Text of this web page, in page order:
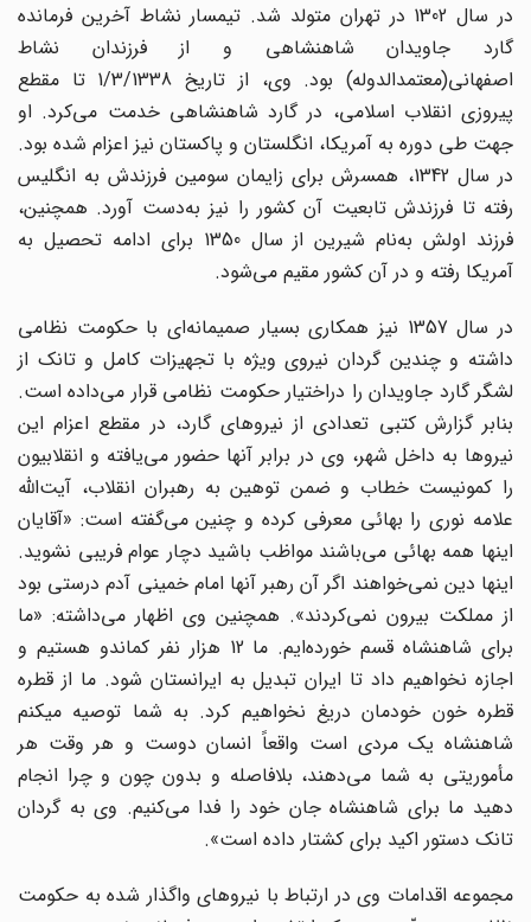
در سال 1302 در تهران متولد شد. تیمسار نشاط آخرین فرمانده
گارد جاویدان شاهنشاهی و از فرزندان نشاط
اصفهانی(معتمدالدوله) بود. وی، از تاریخ 1/3/1338 تا مقطع
پیروزی انقلاب اسلامی، در گارد شاهنشاهی خدمت می‌کرد. او
جهت طی دوره به آمریکا، انگلستان و پاکستان نیز اعزام شده بود.
در سال 1342، همسرش برای زایمان سومین فرزندش به انگلیس
رفته تا فرزندش تابعیت آن کشور را نیز به‌دست آورد. همچنین،
فرزند اولش به‌نام شیرین از سال 1350 برای ادامه تحصیل به
آمریکا رفته و در آن کشور مقیم می‌شود.
در سال 1357 نیز همکاری بسیار صمیمانه‌ای با حکومت نظامی
داشته و چندین گردان‌ نیروی ویژه با تجهیزات کامل و تانک از
لشگر گارد جاویدان را دراختیار حکومت نظامی قرار می‌داده است.
بنابر گزارش کتبی تعدادی از نیروهای گارد، در مقطع اعزام این
نیروها به داخل شهر، وی در برابر آنها حضور می‌یافته و انقلابیون
را کمونیست خطاب و ضمن توهین به رهبران انقلاب، آیت‌الله
علامه نوری را بهائی معرفی کرده و چنین می‌گفته است: «آقایان
اینها همه بهائی می‌باشند مواظب باشید دچار عوام فریبی نشوید.
اینها دین نمی‌خواهند اگر آن رهبر آنها امام خمینی آدم درستی بود
از مملکت بیرون نمی‌کردند». همچنین وی اظهار می‌داشته: «ما
برای شاهنشاه قسم خورده‌ایم. ما 12 هزار نفر کماندو هستیم و
اجازه نخواهیم داد تا ایران تبدیل به ایرانستان شود. ما از قطره
قطره خون خودمان دریغ نخواهیم کرد. به شما توصیه میکنم
شاهنشاه یک مردی است واقعاً انسان دوست و هر وقت هر
مأموریتی به شما می‌دهند، بلافاصله و بدون چون و چرا انجام
دهید ما برای شاهنشاه جان خود را فدا می‌کنیم. وی به گردان
تانک دستور اکید برای کشتار داده است».
مجموعه اقدامات وی در ارتباط با نیروهای واگذار شده به حکومت